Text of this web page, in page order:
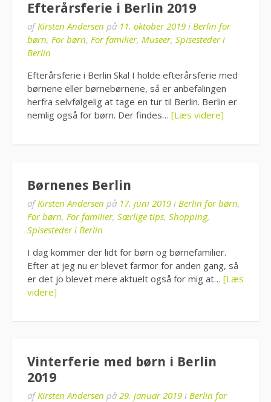
Efterårsferie i Berlin 2019
afKirsten Andersen på 11. oktober 2019 i Berlin for
børn, For børn, For familier, Museer, Spisesteder i
Berlin
Efterårsferie i Berlin Skal I holde efterårsferie med
børnene eller børnebørnene, så er anbefalingen
herfra selvfølgelig at tage en tur til Berlin. Berlin er
nemlig også for børn. Der findes… [Læs videre]
Børnenes Berlin
afKirsten Andersen på 17. juni 2019 i Berlin for børn,
For børn, For familier, Særlige tips, Shopping,
Spisesteder i Berlin
I dag kommer der lidt for børn og børnefamilier.
Efter at jeg nu er blevet farmor for anden gang, så
er det jo blevet mere aktuelt også for mig at… [Læs
videre]
Vinterferie med børn i Berlin
2019
afKirsten Andersen på 29. januar 2019 i Berlin for